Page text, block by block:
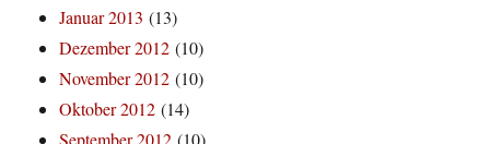
Januar 2013 (13)
Dezember 2012 (10)
November 2012 (10)
Oktober 2012 (14)